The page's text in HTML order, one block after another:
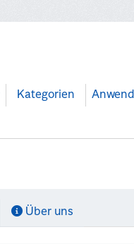
Kategorien
Über uns